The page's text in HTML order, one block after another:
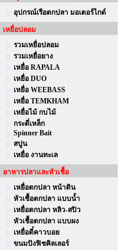
อุปกรณ์เรือตกปลา มอเตอร์ไกด์
เหยื่อปลอม
รวมเหยื่อปลอม
รวมเหยื่อยาง
เหยื่อ RAPALA
เหยื่อ DUO
เหยื่อ WEEBASS
เหยื่อ TEMKHAM
เหยื่อไม้ กบไม้
กระดี่เหล็ก
Spinner Bait
สปูน
เหยื่อ งานทะเล
อาหารปลาและหัวเชื้อ
เหยื่อตกปลา หน้าดิน
หัวเชื้อตกปลา แบบน้ำ
เหยื่อตกปลา หลิว-สปิว
หัวเชื้อตกปลา แบบผง
เหยื่อตี๋คาวบอย
ขนมปังฟิชคิลเลอร์